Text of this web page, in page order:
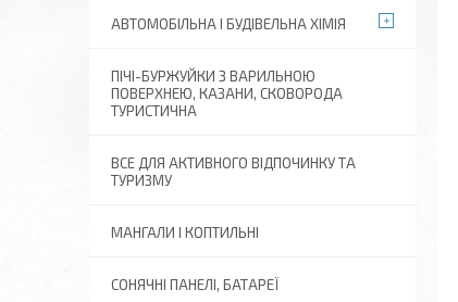
АВТОМОБІЛЬНА І БУДІВЕЛЬНА ХІМІЯ
ПІЧІ-БУРЖУЙКИ З ВАРИЛЬНОЮ
ПОВЕРХНЕЮ, КАЗАНИ, СКОВОРОДА
ТУРИСТИЧНА
ВСЕ ДЛЯ АКТИВНОГО ВІДПОЧИНКУ ТА
ТУРИЗМУ
МАНГАЛИ І КОПТИЛЬНІ
СОНЯЧНІ ПАНЕЛІ, БАТАРЕЇ